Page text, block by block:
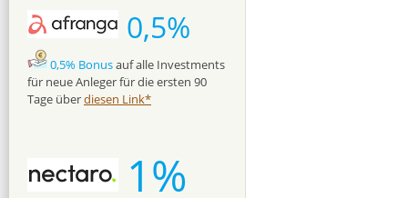
0,5%
0,5% Bonusauf alle Investments
für neue Anleger für die ersten 90
Tage überdiesen Link*
1%